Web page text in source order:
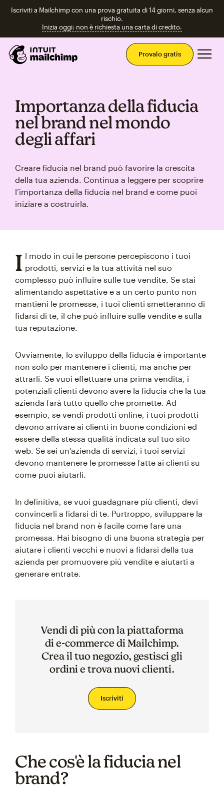
Iscriviti a Mailchimp con una prova gratuita di 14 giorni, senza alcun
rischio.
Inizia oggi: non è richiesta una carta di credito.
Provalo gratis
Importanza della fiducia
nel brand nel mondo
degli affari
Creare fiducia nel brand può favorire la crescita
della tua azienda. Continua a leggere per scoprire
l’importanza della fiducia nel brand e come puoi
iniziare a costruirla.
I l modo in cui le persone percepiscono i tuoi
prodotti, servizi e la tua attività nel suo
complesso può influire sulle tue vendite. Se stai
alimentando aspettative e a un certo punto non
mantieni le promesse, i tuoi clienti smetteranno di
fidarsi di te, il che può influire sulle vendite e sulla
tua reputazione.
Ovviamente, lo sviluppo della fiducia è importante
non solo per mantenere i clienti, ma anche per
attrarli. Se vuoi effettuare una prima vendita, i
potenziali clienti devono avere la fiducia che la tua
azienda farà tutto quello che promette. Ad
esempio, se vendi prodotti online, i tuoi prodotti
devono arrivare ai clienti in buone condizioni ed
essere della stessa qualità indicata sul tuo sito
web. Se sei un'azienda di servizi, i tuoi servizi
devono mantenere le promesse fatte ai clienti su
come puoi aiutarli.
In definitiva, se vuoi guadagnare più clienti, devi
convincerli a fidarsi di te. Purtroppo, sviluppare la
fiducia nel brand non è facile come fare una
promessa. Hai bisogno di una buona strategia per
aiutare i clienti vecchi e nuovi a fidarsi della tua
azienda per promuovere più vendite e aiutarti a
generare entrate.
Vendi di più con la piattaforma
di e-commerce di Mailchimp.
Crea il tuo negozio, gestisci gli
ordini e trova nuovi clienti.
Iscriviti
Che cos'è la fiducia nel
brand?